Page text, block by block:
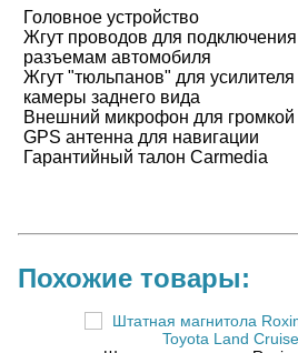
Головное устройство
Жгут проводов для
разъемам автомобиля
Жгут "тюльпанов" для
камеры заднего вида
Внешний микрофон для громкой
GPS антенна для навигации
Гарантийный талон Carmedia
Похожие товары: